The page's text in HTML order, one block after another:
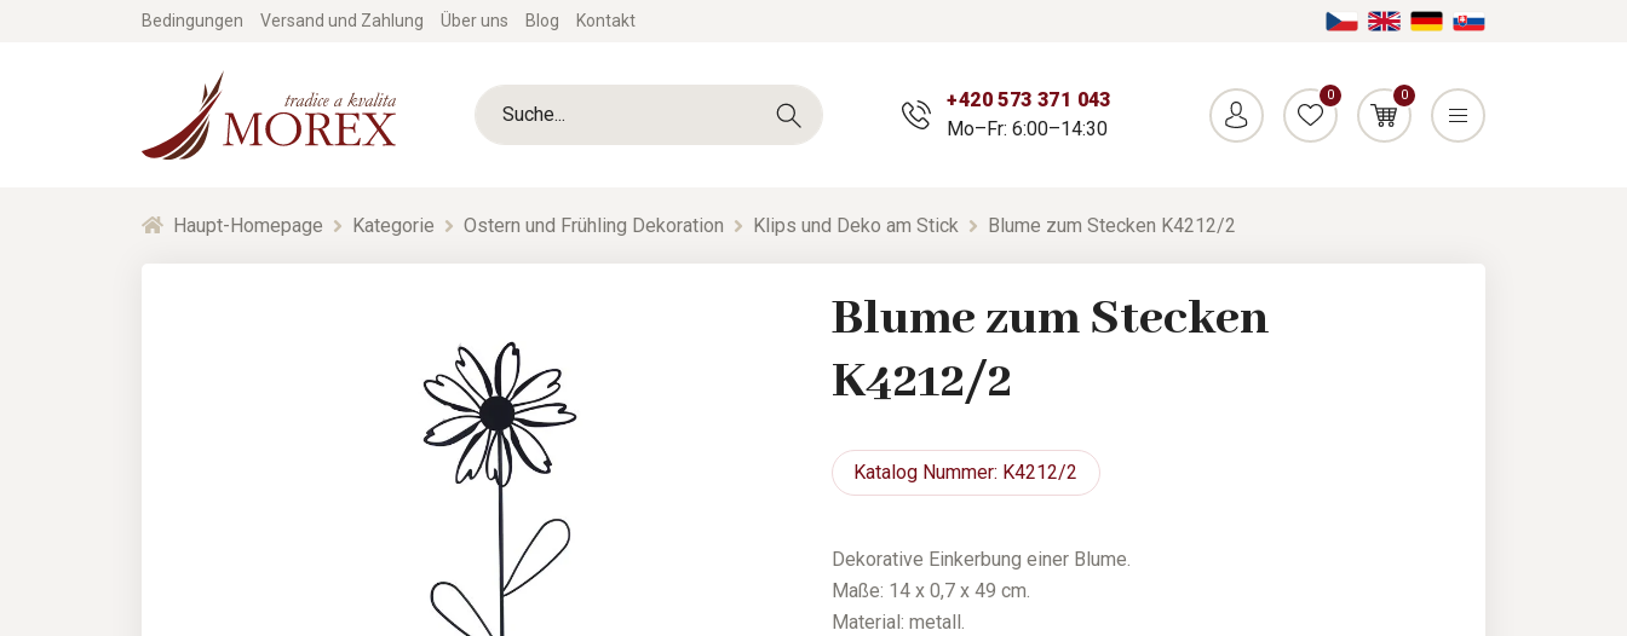
Bedingungen Versand und Zahlung Über uns Blog Kontakt
+420 573 371 043
Mo–Fr: 6:00–14:30
0 0
Haupt-Homepage Kategorie Ostern und Frühling Dekoration Klips und Deko am Stick Blume zum Stecken K4212/2
Blume zum Stecken
K4212/2
Katalog Nummer: K4212/2
Dekorative Einkerbung einer Blume.
Maße: 14 x 0,7 x 49 cm.
Material: metall.